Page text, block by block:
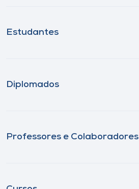
Estudantes
Diplomados
Professores e Colaboradores